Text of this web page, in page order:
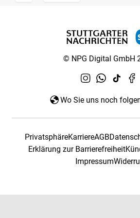
© NPG Digital GmbH
Wo Sie uns noch
PrivatsphäreKarriereAGB
Erklärung zur Barrierefreiheit
Impressum